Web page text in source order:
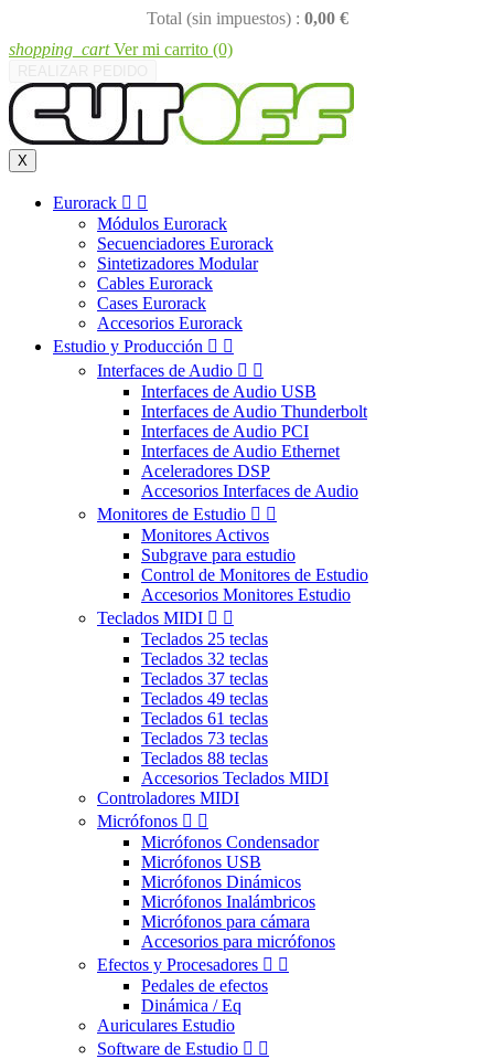
Total (sin impuestos) : 0,00 €
shopping_cart Ver mi carrito (0)
X
Eurorack  
Módulos Eurorack
Secuenciadores Eurorack
Sintetizadores Modular
Cables Eurorack
Cases Eurorack
Accesorios Eurorack
Estudio y Producción  
Interfaces de Audio  
Interfaces de Audio USB
Interfaces de Audio Thunderbolt
Interfaces de Audio PCI
Interfaces de Audio Ethernet
Aceleradores DSP
Accesorios Interfaces de Audio
Monitores de Estudio  
Monitores Activos
Subgrave para estudio
Control de Monitores de Estudio
Accesorios Monitores Estudio
Teclados MIDI  
Teclados 25 teclas
Teclados 32 teclas
Teclados 37 teclas
Teclados 49 teclas
Teclados 61 teclas
Teclados 73 teclas
Teclados 88 teclas
Accesorios Teclados MIDI
Controladores MIDI
Micrófonos  
Micrófonos Condensador
Micrófonos USB
Micrófonos Dinámicos
Micrófonos Inalámbricos
Micrófonos para cámara
Accesorios para micrófonos
Efectos y Procesadores  
Pedales de efectos
Dinámica / Eq
Auriculares Estudio
Software de Estudio  